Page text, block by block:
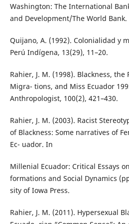
Washington: The International
and Development/The World Bank.
Quijano, A. (1992). Colonialidad y
Perú Indígena, 13(29), 11–20.
Rahier, J. M. (1998). Blackness,
Migra- tions, and Miss Ecuador
Anthropologist, 100(2), 421–430.
Rahier, J. M. (2003). Racist
of Blackness: Some narratives of
Ec- uador. In
Millenial Ecuador: Critical Essays
formations and Social Dynamics
sity of Iowa Press.
Rahier, J. M. (2011). Hypersexual